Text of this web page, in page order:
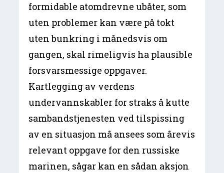
formidable atomdrevne ubåter, som
uten problemer kan være på tokt
uten bunkring i månedsvis om
gangen, skal rimeligvis ha plausible
forsvarsmessige oppgaver.
Kartlegging av verdens
undervannskabler for straks å kutte
sambandstjenesten ved tilspissing
av en situasjon må ansees som årevis
relevant oppgave for den russiske
marinen, sågar kan en sådan aksjon